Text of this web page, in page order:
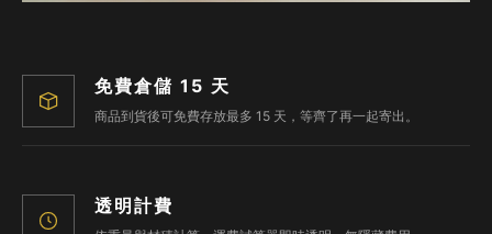
免費倉儲 15 天
商品到貨後可免費存放最多 15 天，等齊了再一起寄出。
透明計費